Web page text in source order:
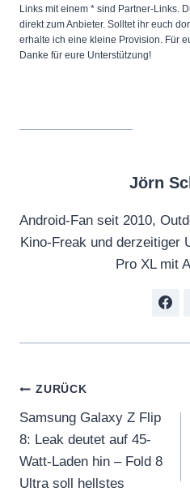
Links mit einem * sind Partner-Links.
direkt zum Anbieter. Solltet ihr euch
erhalte ich eine kleine Provision. Für
Danke für eure Unterstützung!
Jörn
Android-Fan seit 2010,
Kino-Freak und derzeitiger
Pro XL mit
Beitragsnavigation
ZURÜCK
Samsung Galaxy Z Flip
8: Leak deutet auf 45-
Watt-Laden hin – Fold 8
Ultra soll hellstes